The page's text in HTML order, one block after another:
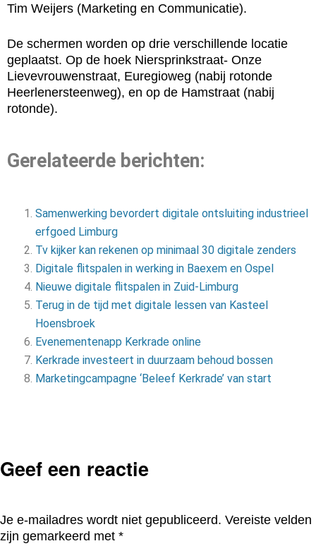
Tim Weijers (Marketing en Communicatie).
De schermen worden op drie verschillende locatie
geplaatst. Op de hoek Niersprinkstraat- Onze
Lievevrouwenstraat, Euregioweg (nabij rotonde
Heerlenersteenweg), en op de Hamstraat (nabij
rotonde).
Gerelateerde berichten:
Samenwerking bevordert digitale ontsluiting industrieel
erfgoed Limburg
Tv kijker kan rekenen op minimaal 30 digitale zenders
Digitale flitspalen in werking in Baexem en Ospel
Nieuwe digitale flitspalen in Zuid-Limburg
Terug in de tijd met digitale lessen van Kasteel
Hoensbroek
Evenementenapp Kerkrade online
Kerkrade investeert in duurzaam behoud bossen
Marketingcampagne ‘Beleef Kerkrade’ van start
Geef een reactie
Je e-mailadres wordt niet gepubliceerd. Vereiste velden
zijn gemarkeerd met *